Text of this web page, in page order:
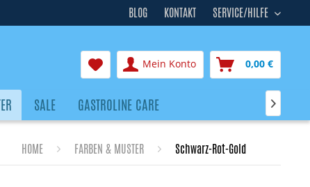
KONTAKT
BLOG SERVICE/HILFE
Mein Konto 0,00 €
SALE GASTROLINE CARE 
HOME FARBEN & MUSTER Schwarz-Rot-Gold